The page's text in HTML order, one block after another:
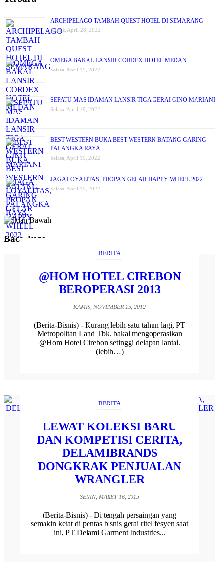
ARCHIPELAGO TAMBAH QUEST HOTEL DI SEMARANG
Kamis, April 28, 2022
OMEGA BAKAL LANSIR CORDEX HOTEL MEDAN
Selasa, April 19, 2022
SEPATU MAS IDAMAN LANSIR TIGA GERAI GINO MARIANI
Selasa, April 19, 2022
BEST WESTERN BUKA BEST WESTERN BATANG GARING
PALANGKA RAYA
Selasa, April 19, 2022
JAGA LOYALITAS, PROPAN GELAR HAPPY WHEEL 2022
Selasa, April 19, 2022
Baca Juga
BERITA
@HOM HOTEL CIREBON
BEROPERASI 2013
KAMIS, NOVEMBER 15, 2012
(Berita-Bisnis) - Kurang lebih satu tahun lagi, PT
Metropolitan Land Tbk. bakal mengoperasikan
@Hom Hotel Cirebon setinggi delapan lantai.
(lebih…)
BERITA
LEWAT KOLEKSI BARU
DAN KOMPETISI CERITA,
DELAMIBRANDS
DONGKRAK PENJUALAN
WRANGLER
SENIN, MARET 16, 2015
(Berita-Bisnis) - Di tengah persaingan yang
semakin ketat di pentas bisnis gerai ritel fesyen saat
ini, PT Delami Garment Industries...